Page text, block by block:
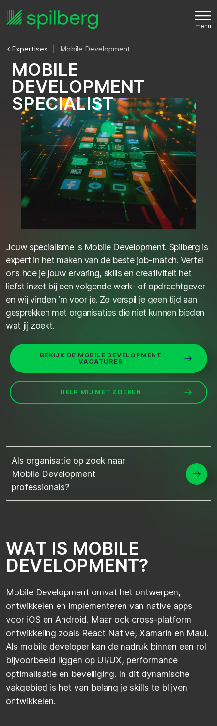
Expertises Mobile Development
MOBILE
DEVELOPMENT
SPECIALIST
Jouw specialisme is Mobile Development. Spilberg is
expert in het maken van de beste job-match. Vertel
ons hoe je jouw ervaring, skills en creativiteit het
liefst inzet bij een volgende werk- of opdrachtgever
en wij vinden ‘m voor je. Zo verspil je geen tijd aan
gesprekken met organisaties die niet kunnen bieden
wat jij zoekt.
BEKIJK DE MOBILE DEVELOPMENT
VACATURES
HELP MIJ MET ZOEKEN
Als organisatie op zoek naar
Mobile Development
professionals?
WAT IS MOBILE
DEVELOPMENT?
Mobile Development omvat het ontwerpen,
ontwikkelen en implementeren van native apps
voor iOS en Android. Maar ook cross-platform
ontwikkeling zoals React Native, Xamarin en Maui.
Als mobile developer kan de nadruk binnen een rol
bijvoorbeeld liggen op UI/UX, performance
optimalisatie en beveiliging. In dit dynamische
vakgebied is het van belang je skills te blijven
ontwikkelen.